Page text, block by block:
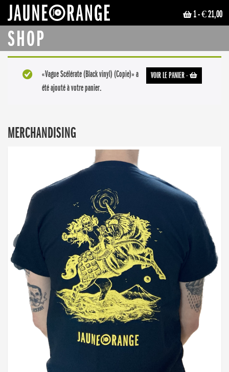
1- € 21,00
SHOP
VOIR LE PANIER-
«Vague Scélérate (Black vinyl) (Copie)» a
été ajouté à votre panier.
MERCHANDISING